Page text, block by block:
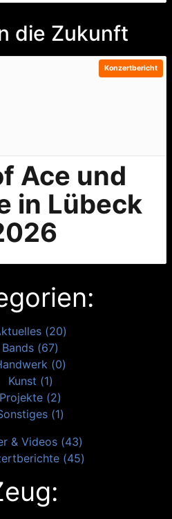
die Zukunft
Ace und
in Lübeck
Konzertbericht
(20)
Bands (67)
(0)
Kunst (1)
Projekte (2)
(1)
& Videos (43)
(45)